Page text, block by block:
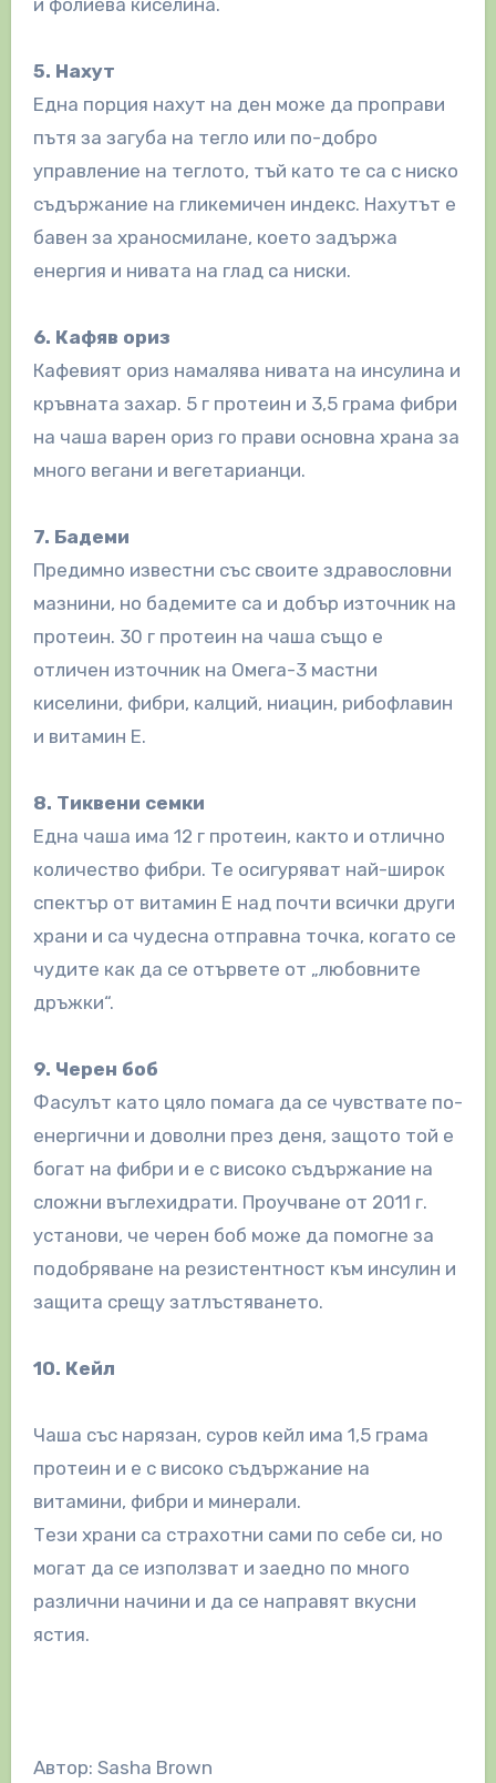
5. Нахут
Една порция нахут на ден може да проправи
пътя за загуба на тегло или по-добро
управление на теглото, тъй като те са с ниско
съдържание на гликемичен индекс. Нахутът е
бавен за храносмилане, което задържа
енергия и нивата на глад са ниски.
6. Кафяв ориз
Кафевият ориз намалява нивата на инсулина и
кръвната захар. 5 г протеин и 3,5 грама фибри
на чаша варен ориз го прави основна храна за
много вегани и вегетарианци.
7. Бадеми
Предимно известни със своите здравословни
мазнини, но бадемите са и добър източник на
протеин. 30 г протеин на чаша също е
отличен източник на Омега-3 мастни
киселини, фибри, калций, ниацин, рибофлавин
и витамин Е.
8. Тиквени семки
Една чаша има 12 г протеин, както и отлично
количество фибри. Те осигуряват най-широк
спектър от витамин Е над почти всички други
храни и са чудесна отправна точка, когато се
чудите как да се отървете от „любовните
дръжки“.
9. Черен боб
Фасулът като цяло помага да се чувствате по-
енергични и доволни през деня, защото той е
богат на фибри и е с високо съдържание на
сложни въглехидрати. Проучване от 2011 г.
установи, че черен боб може да помогне за
подобряване на резистентност към инсулин и
защита срещу затлъстяването.
10. Кейл
Чаша със нарязан, суров кейл има 1,5 грама
протеин и е с високо съдържание на
витамини, фибри и минерали.
Тези храни са страхотни сами по себе си, но
могат да се използват и заедно по много
различни начини и да се направят вкусни
ястия.
Автор: Sasha Brown